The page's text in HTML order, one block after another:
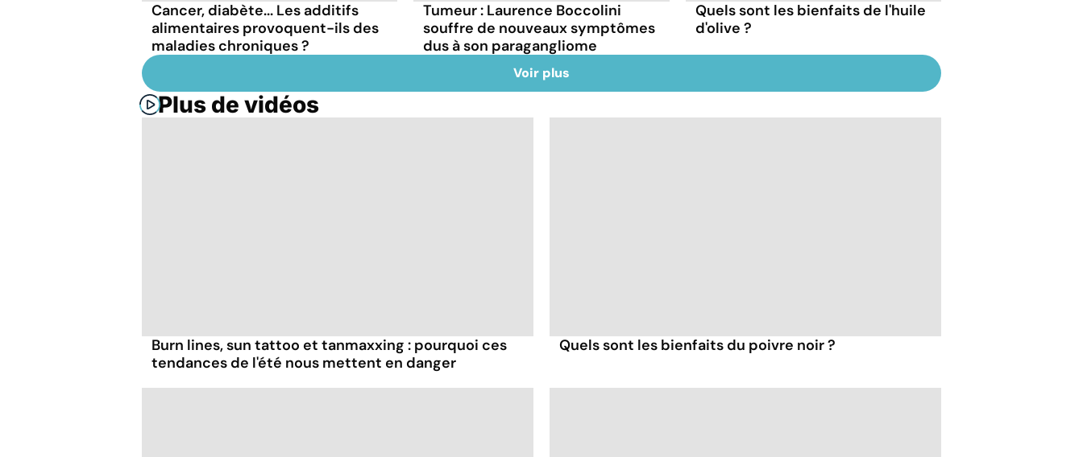
Cancer, diabète... Les additifs
alimentaires provoquent-ils des
maladies chroniques ?
Tumeur : Laurence Boccolini
souffre de nouveaux symptômes
dus à son paragangliome
Quels sont les bienfaits de l'huile
d'olive ?
Voir plus
Plus de vidéos
Burn lines, sun tattoo et tanmaxxing : pourquoi ces
tendances de l'été nous mettent en danger
Quels sont les bienfaits du poivre noir ?